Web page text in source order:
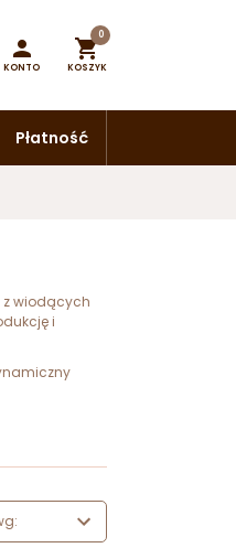

KONTO

0
KOSZYK
Płatność
z wiodących
i